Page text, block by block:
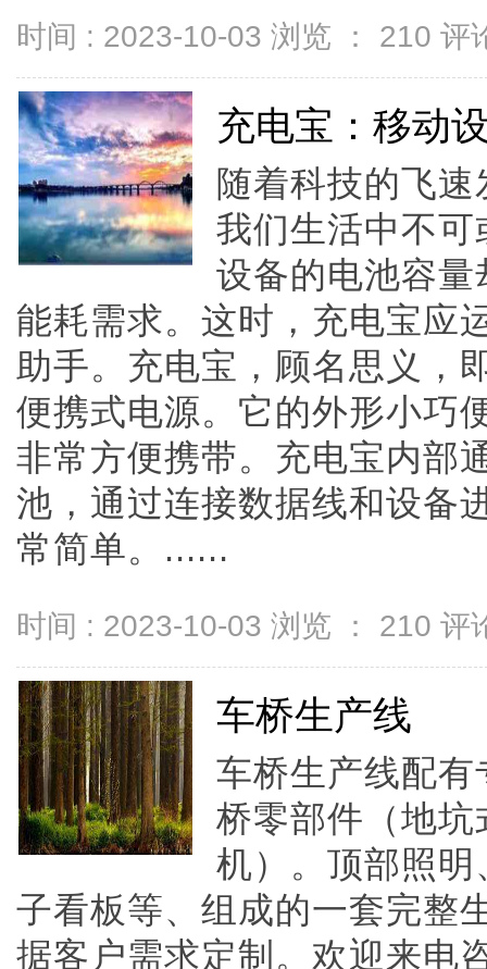
时间 : 2023-10-03 浏览 ： 210 评
充电宝：移动
随着科技的飞
我们生活中不
设备的电池容
能耗需求。这时，充电宝应
助手。充电宝，顾名思义，
便携式电源。它的外形小巧
非常方便携带。充电宝内部
池，通过连接数据线和设备
常简单。......
时间 : 2023-10-03 浏览 ： 210 评
车桥生产线
车桥生产线配
桥零部件（地
机）。顶部照
子看板等、组成的一套完整
据客户需求定制。欢迎来电